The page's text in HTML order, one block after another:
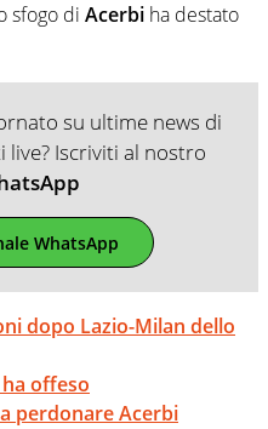
sfogo di Acerbi ha destato
su ultime news di
Iscriviti al nostro
WhatsApp
dopo Lazio-Milan dello
offeso
perdonare Acerbi